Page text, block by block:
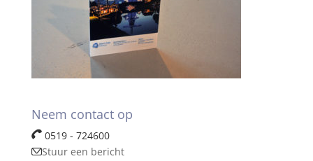
Neem contact op
0519 - 724600
Stuur een bericht